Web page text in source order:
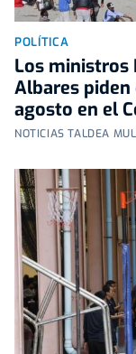
POLÍTICA
Los ministros
Albares
agosto en el
NOTICIAS TALDEA